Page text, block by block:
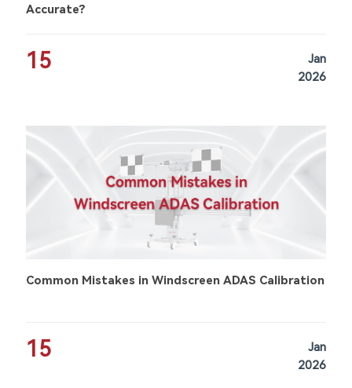
Accurate?
15
Jan
2026
Common Mistakes in Windscreen ADAS Calibration
15
Jan
2026